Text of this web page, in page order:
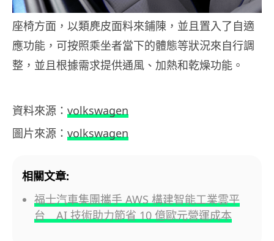
座椅方面，以類麂皮面料來鋪陳，並且置入了自適
應功能，可按照乘坐者當下的體態等狀況來自行調
整，並且根據需求提供通風、加熱和乾燥功能。
資料來源： volkswagen
圖片來源： volkswagen
相關文章:
福士汽車集團攜手 AWS 構建智能工業雲平
台 AI 技術助力節省 10 億歐元營運成本